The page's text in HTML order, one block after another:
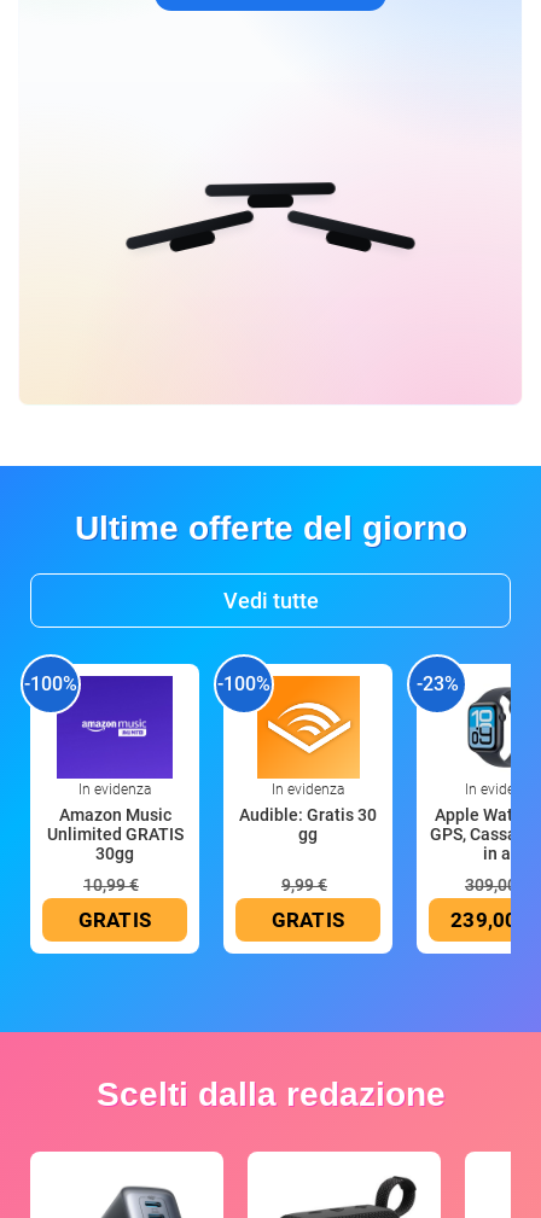
Ultime offerte del giorno
Vedi tutte
-100%
In evidenza
Amazon Music
Unlimited GRATIS
30gg
10,99 €
GRATIS
-100%
In evidenza
Audible: Gratis 30
gg
9,99 €
GRATIS
-23%
In evidenza
Apple Watch
GPS, Cassa
in all
309,00 €
239,00 €
Scelti dalla redazione